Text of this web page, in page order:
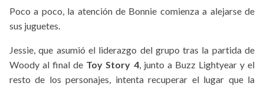
Poco a poco, la atención de Bonnie comienza a alejarse de
sus juguetes.
Jessie, que asumió el liderazgo del grupo tras la partida de
Woody al final de Toy Story 4, junto a Buzz Lightyear y el
resto de los personajes, intenta recuperar el lugar que la